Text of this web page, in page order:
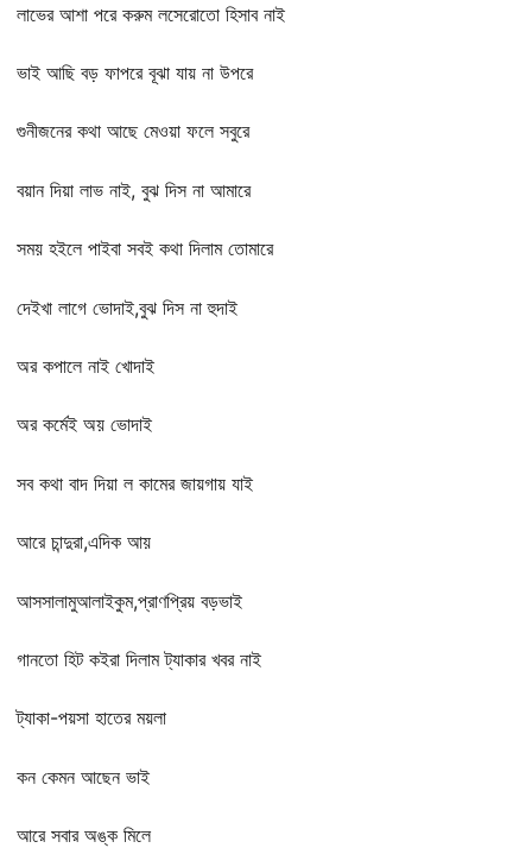
লাভের আশা পরে করুম লসেরোতো হিসাব নাই
ভাই আছি বড় ফাপরে বূঝা যায় না উপরে
গুনীজনের কথা আছে মেওয়া ফলে সবুরে
বয়ান দিয়া লাভ নাই, বুঝ দিস না আমারে
সময় হইলে পাইবা সবই কথা দিলাম তোমারে
দেইখা লাগে ভোদাই,বুঝ দিস না হুদাই
অর কপালে নাই খোদাই
অর কর্মেই অয় ভোদাই
সব কথা বাদ দিয়া ল কামের জায়গায় যাই
আরে চান্দুরা,এদিক আয়
আসসালামুআলাইকুম,প্রাণপ্রিয় বড়ভাই
গানতো হিট কইরা দিলাম ট্যাকার খবর নাই
ট্যাকা-পয়সা হাতের ময়লা
কন কেমন আছেন ভাই
আরে সবার অঙ্ক মিলে